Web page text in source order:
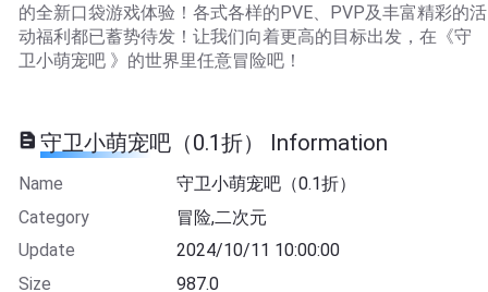
的全新口袋游戏体验！各式各样的PVE、PVP及丰富精彩的活
动福利都已蓄势待发！让我们向着更高的目标出发，在《守
卫小萌宠吧 》的世界里任意冒险吧！
守卫小萌宠吧（0.1折） Information
Name
守卫小萌宠吧（0.1折）
Category
冒险,二次元
Update
2024/10/11 10:00:00
Size
987.0